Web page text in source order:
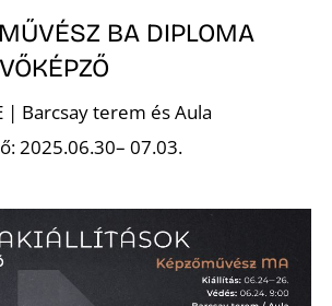
BA DIPLOMA
| Barcsay terem és Aula
2025.06.30– 07.03.